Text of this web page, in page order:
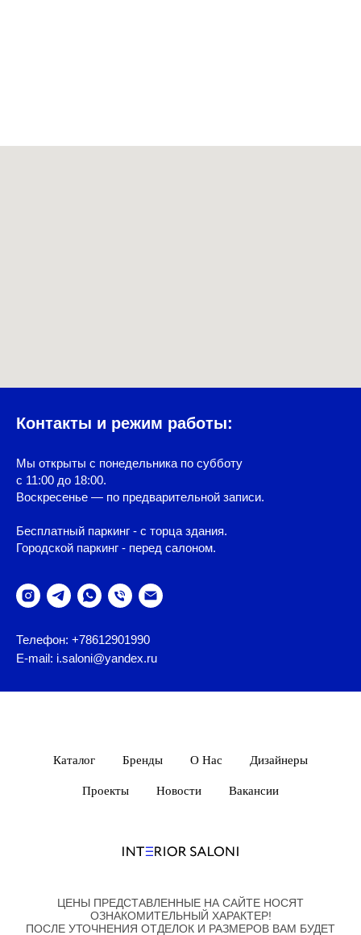
Контакты и режим работы:
Мы открыты с понедельника по субботу
с 11:00 до 18:00.
Воскресенье — по предварительной записи.
Бесплатный паркинг - с торца здания.
Городской паркинг - перед салоном.
Телефон: +78612901990
E-mail: i.saloni@yandex.ru
Каталог Бренды О Нас Дизайнеры
Проекты Новости Вакансии
ЦЕНЫ ПРЕДСТАВЛЕННЫЕ НА САЙТЕ НОСЯТ
ОЗНАКОМИТЕЛЬНЫЙ ХАРАКТЕР!
ПОСЛЕ УТОЧНЕНИЯ ОТДЕЛОК И РАЗМЕРОВ ВАМ БУДЕТ